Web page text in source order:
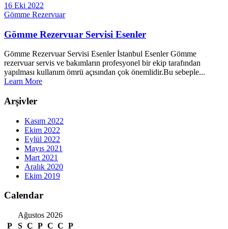
16 Eki 2022
Gömme Rezervuar
Gömme Rezervuar Servisi Esenler
Gömme Rezervuar Servisi Esenler İstanbul Esenler Gömme
rezervuar servis ve bakımların profesyonel bir ekip tarafından
yapılması kullanım ömrü açısından çok önemlidir.Bu sebeple...
Learn More
Arşivler
Kasım 2022
Ekim 2022
Eylül 2022
Mayıs 2021
Mart 2021
Aralık 2020
Ekim 2019
Calendar
Ağustos 2026
P
S Ç P C C P